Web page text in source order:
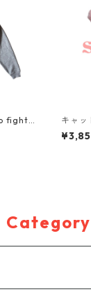
キャッ
ー
Category